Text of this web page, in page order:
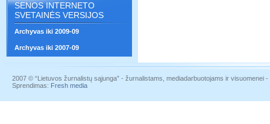
SENOS INTERNETO
SVETAINĖS VERSIJOS
Archyvas iki 2009-09
Archyvas iki 2007-09
2007 © “Lietuvos žurnalistų sąjunga” - žurnalistams, mediadarbuotojams ir visuomenei
Sprendimas: Fresh media